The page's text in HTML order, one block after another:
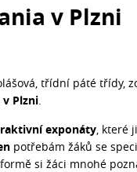
v Plzni
třídní páté třídy,
v Plzni.
exponáty, které
potřebám žáků se
si žáci mnohé